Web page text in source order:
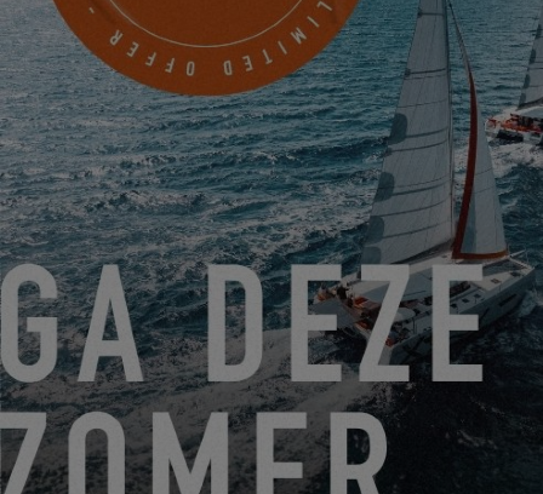
SEATTLE YACHTS ANACORTES
1019 Q Avenue
Anacortes, USA
EINEN TERMIN VEREINBAREN